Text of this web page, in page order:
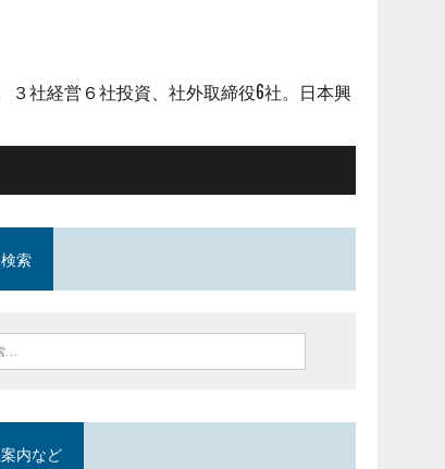
社経営６社投資、社外取締役6社。日本興
索
内など